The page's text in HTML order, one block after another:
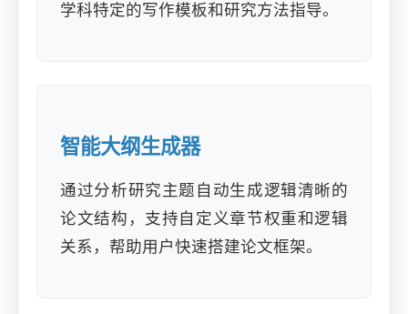
学科特定的写作模板和研究方法指导。
智能大纲生成器
通过分析研究主题自动生成逻辑清晰的
论文结构，支持自定义章节权重和逻辑
关系，帮助用户快速搭建论文框架。